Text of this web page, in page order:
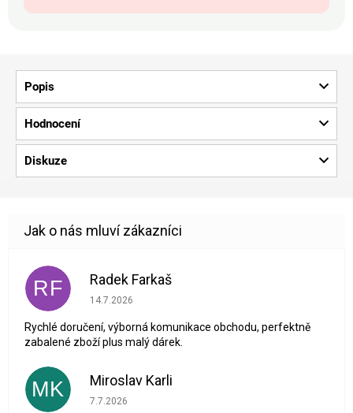
Popis
Hodnocení
Diskuze
RF Radek Farkaš
Hodnocení obchodu je 5 z 5 hvězdiček.
14.7.2026
Rychlé doručení, výborná komunikace obchodu, perfektně
zabalené zboží plus malý dárek.
MK Miroslav Karli
Hodnocení obchodu je 5 z 5 hvězdiček.
7.7.2026